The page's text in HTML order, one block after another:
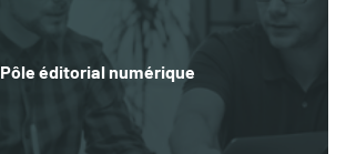
Pôle éditorial numérique